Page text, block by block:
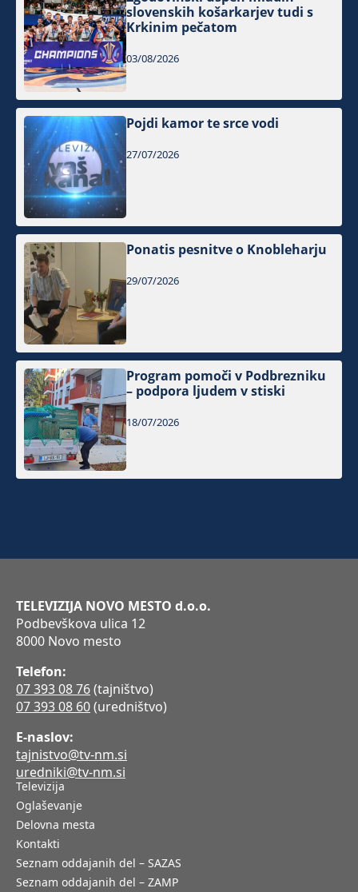
slovenskih košarkarjev tudi s
Krkinim pečatom
03/08/2026
Pojdi kamor te srce vodi
27/07/2026
Ponatis pesnitve o Knobleharju
29/07/2026
Program pomoči v Podbrezniku
– podpora ljudem v stiski
18/07/2026
TELEVIZIJA NOVO MESTO d.o.o.
Podbevškova ulica 12
8000 Novo mesto
Telefon:
07 393 08 76(tajništvo)
07 393 08 60(uredništvo)
E-naslov:
tajnistvo@tv-nm.si
uredniki@tv-nm.si
Televizija
Oglaševanje
Delovna mesta
Kontakti
Seznam oddajanih del – SAZAS
Seznam oddajanih del – ZAMP